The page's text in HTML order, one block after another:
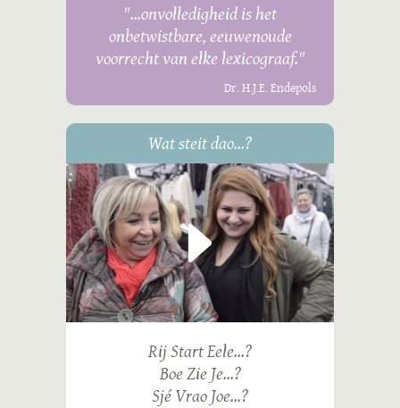
"...onvolledigheid is het
onbetwistbare, eeuwenoude
voorrecht van elke lexicograaf."
Dr. H.J.E. Endepols
Wat steit dao...?
Rij Start Eele...?
Boe Zie Je...?
Sjé Vrao Joe...?